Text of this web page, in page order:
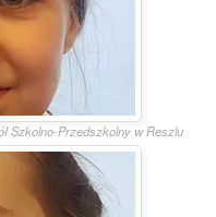
Szkolno-Przedszkolny w Reszlu